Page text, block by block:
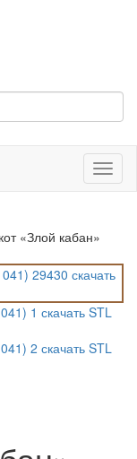
«Злой кабан»